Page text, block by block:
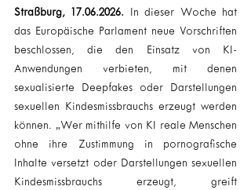
Straßburg, 17.06.2026.
In dieser Woche hat
das Europäische Parlament neue Vorschriften
beschlossen, die den Einsatz von KI-
Anwendungen verbieten, mit denen
sexualisierte Deepfakes oder Darstellungen
sexuellen Kindesmissbrauchs erzeugt werden
können. „Wer mithilfe von KI reale Menschen
ohne ihre Zustimmung in pornografische
Inhalte versetzt oder Darstellungen sexuellen
Kindesmissbrauchs erzeugt, greift